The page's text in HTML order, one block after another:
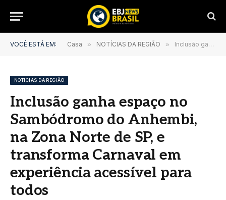
VOCÊ ESTÁ EM: Casa » NOTÍCIAS DA REGIÃO » Inclusão ganha espaço no Sambódromo do Anhembi, na Zona Norte de SP, e transforma Carnaval em experiência acessível para todos
NOTÍCIAS DA REGIÃO
Inclusão ganha espaço no
Sambódromo do Anhembi,
na Zona Norte de SP, e
transforma Carnaval em
experiência acessível para
todos